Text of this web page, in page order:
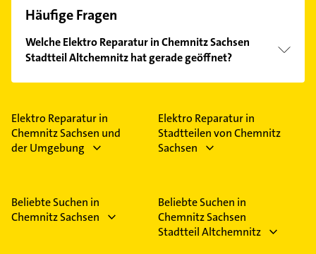
Häufige Fragen
Welche Elektro Reparatur in Chemnitz Sachsen
Stadtteil Altchemnitz hat gerade geöffnet?
Im Anbieter-Bereich finden Sie alleÖffnungszeiten.
Feiertagen abweichen können.
Elektro Reparatur in
Chemnitz Sachsen und
der Umgebung
Elektro Reparatur in
Stadtteilen von Chemnitz
Sachsen
Beliebte Suchen in
Chemnitz Sachsen
Beliebte Suchen in
Chemnitz Sachsen
Stadtteil Altchemnitz